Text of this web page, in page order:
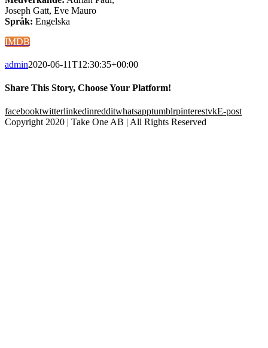
Joseph Gatt, Eve Mauro
Språk: Engelska
IMDB
admin2020-06-11T12:30:35+00:00
Share This Story, Choose Your Platform!
facebooktwitterlinkedinredditwhatsapptumblrpinterestvkE-post
Copyright 2020 | Take One AB | All Rights Reserved